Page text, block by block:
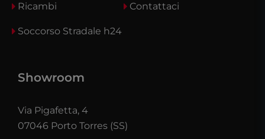
Ricambi Contattaci
Soccorso Stradale h24
Showroom
Via Pigafetta, 4
07046 Porto Torres (SS)